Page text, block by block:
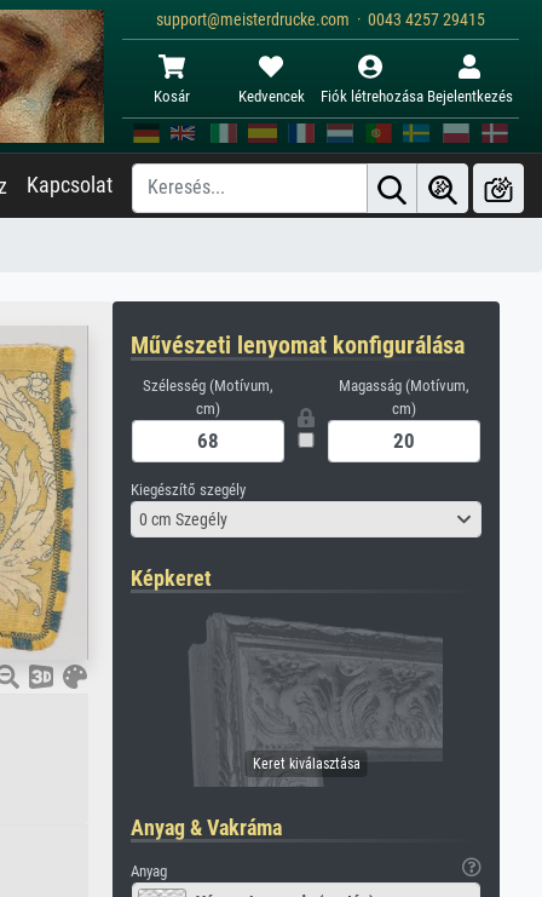
support@meisterdrucke.com · 0043 4257 29415
Kosár Kedvencek Fiók létrehozása Bejelentkezés
Kapcsolat
Művészeti lenyomat konfigurálása
Szélesség (Motívum,
cm)
Magasság (Motívum,
cm)
Kiegészítő szegély
0 cm Szegély
Képkeret
Anyag & Vakráma
Anyag